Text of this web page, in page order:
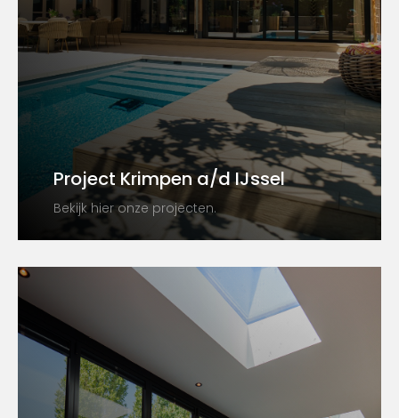
Project Krimpen a/d IJssel
Bekijk hier onze projecten.